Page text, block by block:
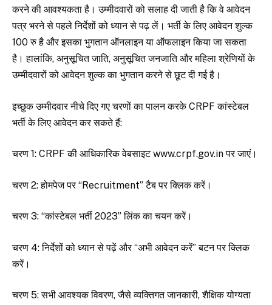
करने की आवश्यकता है। उम्मीदवारों को सलाह दी जाती है कि वे आवेदन
पत्र भरने से पहले निर्देशों को ध्यान से पढ़ लें। भर्ती के लिए आवेदन शुल्क
100 रु है और इसका भुगतान ऑनलाइन या ऑफलाइन किया जा सकता
है। हालांकि, अनुसूचित जाति, अनुसूचित जनजाति और महिला श्रेणियों के
उम्मीदवारों को आवेदन शुल्क का भुगतान करने से छूट दी गई है।
इच्छुक उम्मीदवार नीचे दिए गए चरणों का पालन करके CRPF कांस्टेबल
भर्ती के लिए आवेदन कर सकते हैं:
चरण 1: CRPF की आधिकारिक वेबसाइट www.crpf.gov.in पर जाएं।
चरण 2: होमपेज पर “Recruitment” टैब पर क्लिक करें।
चरण 3: “कांस्टेबल भर्ती 2023” लिंक का चयन करें।
चरण 4: निर्देशों को ध्यान से पढ़ें और “अभी आवेदन करें” बटन पर क्लिक
करें।
चरण 5: सभी आवश्यक विवरण, जैसे व्यक्तिगत जानकारी, शैक्षिक योग्यता